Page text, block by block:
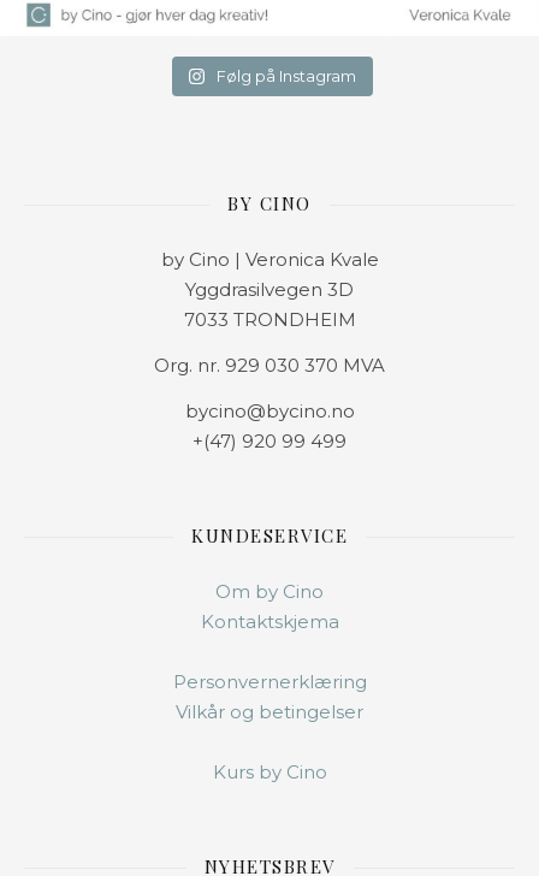
Følg på Instagram
BY CINO
by Cino | Veronica Kvale
Yggdrasilvegen 3D
7033 TRONDHEIM
Org. nr. 929 030 370 MVA
bycino@bycino.no
+(47) 920 99 499
KUNDESERVICE
Om by Cino
Kontaktskjema
Personvernerklæring
Vilkår og betingelser
Kurs by Cino
NYHETSBREV